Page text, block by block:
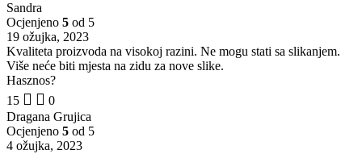
Sandra
Ocjenjeno 5 od 5
19 ožujka, 2023
Kvaliteta proizvoda na visokoj razini. Ne mogu stati sa slikanjem.
Više neće biti mjesta na zidu za nove slike.
Hasznos?
15
0
Dragana Grujica
Ocjenjeno 5 od 5
4 ožujka, 2023